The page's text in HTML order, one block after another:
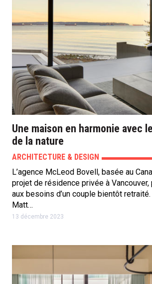
Une maison en harmonie avec
de la nature
ARCHITECTURE & DESIGN
L’agence McLeod Bovell, basée au
projet de résidence privée à Vancouver,
aux besoins d’un couple bientôt
Matt…
13 décembre 2023